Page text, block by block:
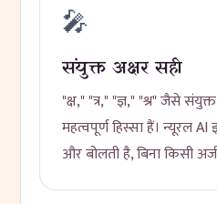
🎤
संयुक्त अक्षर सही
"क्ष," "त्र," "ज्ञ," "श्र" जैसे
महत्वपूर्ण हिस्सा हैं। न्यूरल
और बोलती है, बिना किसी